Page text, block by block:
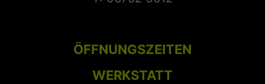
ÖFFNUNGSZEITEN
WERKSTATT